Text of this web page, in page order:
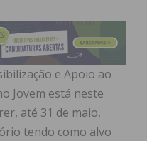
e Apoio ao
Jovem está neste
até 31 de maio,
tendo como alvo